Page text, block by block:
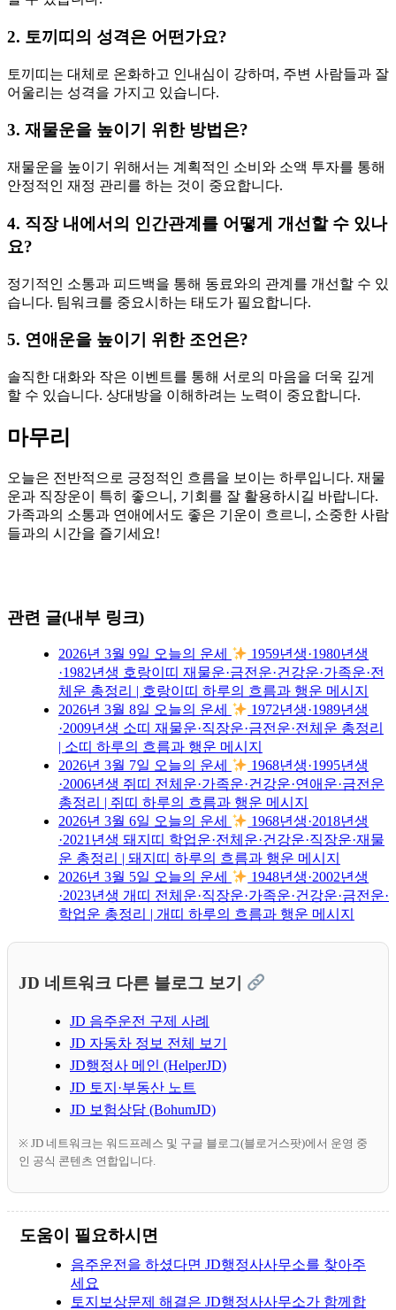
2. 토끼띠의 성격은 어떤가요?
토끼띠는 대체로 온화하고 인내심이 강하며, 주변 사람들과 잘
어울리는 성격을 가지고 있습니다.
3. 재물운을 높이기 위한 방법은?
재물운을 높이기 위해서는 계획적인 소비와 소액 투자를 통해
안정적인 재정 관리를 하는 것이 중요합니다.
4. 직장 내에서의 인간관계를 어떻게 개선할 수 있나
요?
정기적인 소통과 피드백을 통해 동료와의 관계를 개선할 수 있
습니다. 팀워크를 중요시하는 태도가 필요합니다.
5. 연애운을 높이기 위한 조언은?
솔직한 대화와 작은 이벤트를 통해 서로의 마음을 더욱 깊게
할 수 있습니다. 상대방을 이해하려는 노력이 중요합니다.
마무리
오늘은 전반적으로 긍정적인 흐름을 보이는 하루입니다. 재물
운과 직장운이 특히 좋으니, 기회를 잘 활용하시길 바랍니다.
가족과의 소통과 연애에서도 좋은 기운이 흐르니, 소중한 사람
들과의 시간을 즐기세요!
관련 글(내부 링크)
2026년 3월 9일 오늘의 운세
1959년생·1980년생
·1982년생 호랑이띠 재물운·금전운·건강운·가족운·전
체운 총정리 | 호랑이띠 하루의 흐름과 행운 메시지
2026년 3월 8일 오늘의 운세
1972년생·1989년생
·2009년생 소띠 재물운·직장운·금전운·전체운 총정리
| 소띠 하루의 흐름과 행운 메시지
2026년 3월 7일 오늘의 운세
1968년생·1995년생
·2006년생 쥐띠 전체운·가족운·건강운·연애운·금전운
총정리 | 쥐띠 하루의 흐름과 행운 메시지
2026년 3월 6일 오늘의 운세
1968년생·2018년생
·2021년생 돼지띠 학업운·전체운·건강운·직장운·재물
운 총정리 | 돼지띠 하루의 흐름과 행운 메시지
2026년 3월 5일 오늘의 운세
1948년생·2002년생
·2023년생 개띠 전체운·직장운·가족운·건강운·금전운·
학업운 총정리 | 개띠 하루의 흐름과 행운 메시지
JD 네트워크 다른 블로그 보기
JD 음주운전 구제 사례
JD 자동차 정보 전체 보기
JD행정사 메인 (HelperJD)
JD 토지·부동산 노트
JD 보험상담 (BohumJD)
※ JD 네트워크는 워드프레스 및 구글 블로그(블로거스팟)에서 운영 중
인 공식 콘텐츠 연합입니다.
도움이 필요하시면
음주운전을 하셨다면 JD행정사사무소를 찾아주
세요
토지보상문제 해결은 JD행정사사무소가 함께합